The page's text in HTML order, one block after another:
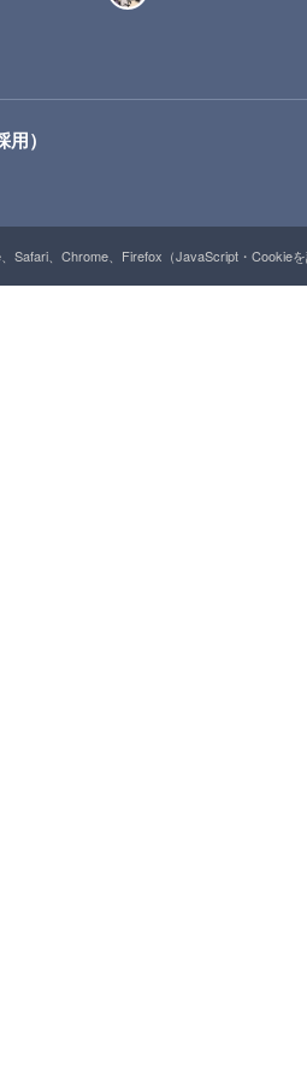
）
Safari、Chrome、Firefox（JavaScript・Cookie